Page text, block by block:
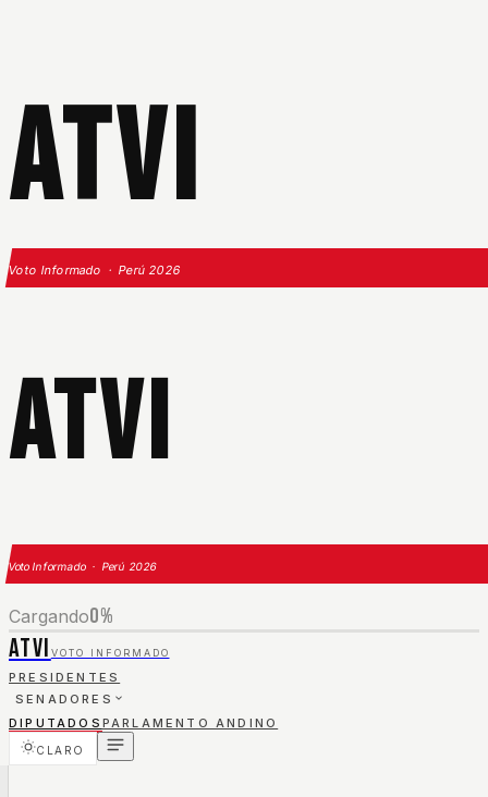
ATVI
Voto Informado · Perú 2026
ATVI
Voto Informado · Perú 2026
Cargando0%
ATVI VOTO INFORMADO
PRESIDENTES
SENADORES
DIPUTADOS PARLAMENTO ANDINO
CLARO